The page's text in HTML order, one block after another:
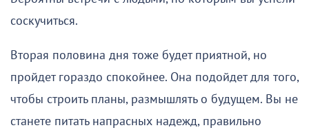
соскучиться.
Вторая половина дня тоже будет приятной, но
пройдет гораздо спокойнее. Она подойдет для того,
чтобы строить планы, размышлять о будущем. Вы не
станете питать напрасных надежд, правильно